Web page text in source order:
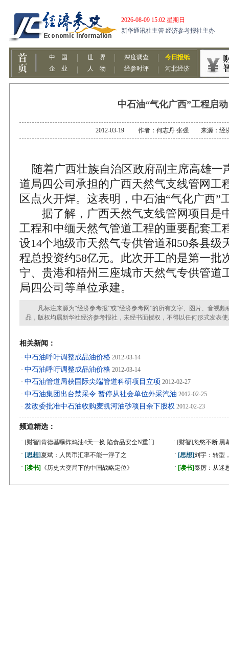
中石油“气化广西”工程启动
2012-03-19 作者：何志丹 张强 来源：经
随着广西壮族自治区政府副主席高雄一
道局四公司承担的广西天然气支线管网工
区点火开焊。这表明，中石油“气化广西”
据了解，广西天然气支线管网项目是
工程和中缅天然气管道工程的重要配套工
设14个地级市天然气专供管道和50条县级
程总投资约58亿元。此次开工的是第一批
宁、贵港和梧州三座城市天然气专供管道
局四公司等单位承建。
凡标注来源为“经济参考报”或“经济参考网”的所有文字、图片、音视频
品，版权均属新华社经济参考报社，未经书面授权，不得以任何形式发表
相关新闻：
· 中石油呼吁调整成品油价格 2012-03-14
· 中石油呼吁调整成品油价格 2012-03-14
· 中石油管道局获国际尖端管道科研项目立项 2012-02-27
· 中石油集团出台禁采令 暂停从社会单位外采汽油 2012-02-25
· 发改委批准中石油收购麦凯河油砂项目余下股权 2012-02-23
频道精选：
· [财智]肯德基曝炸鸡油4天一换 陷食品安全N重门 · [财智]忽悠不断 黑
· [思想]夏斌：人民币汇率不能一浮了之 · [思想]刘宇：转型
· [读书] 《历史大变局下的中国战略定位》 · [读书]秦厉：从迷